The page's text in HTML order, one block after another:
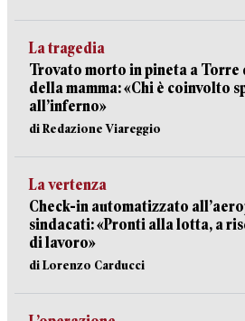
La tragedia
Trovato morto in pineta a Torre
della mamma: «Chi è coinvolto
all’inferno»
di Redazione Viareggio
La vertenza
Check-in automatizzato
sindacati: «Pronti alla lotta, a
di lavoro»
di Lorenzo Carducci